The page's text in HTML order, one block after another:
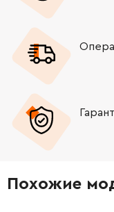
Похожие